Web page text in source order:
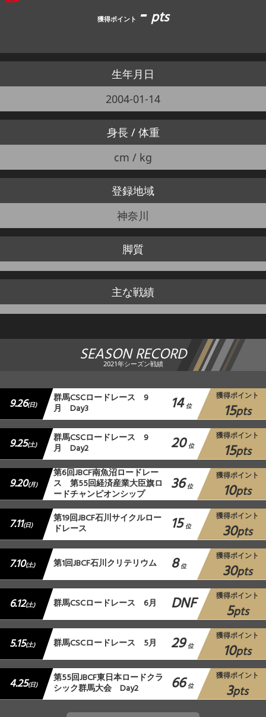
獲得ポイント -pts
生年月日
2004-01-14
身長 / 体重
cm / kg
登録地域
神奈川
脚質
主な戦績
SEASON RECORD
2021年シーズン戦績
9.26(日) 群⾺CSCロードレース 9
月 Day3 14 位
獲得ポイント
15pts
9.25(土) 群⾺CSCロードレース 9
月 Day2 20 位
獲得ポイント
15pts
9.20(月)
第6回JBCF南魚沼ロードレー
ス 第55回経済産業大臣旗ロ
ードチャンピオンシップ 36 位
獲得ポイント
10pts
7.11(日) 第19回JBCF石川サイクルロー
ドレース 15 位
獲得ポイント
30pts
7.10(土) 第1回JBCF石川クリテリウム 8 位
獲得ポイント
30pts
6.12(土) 群⾺CSCロードレース 6月 DNF 獲得ポイント
5pts
5.15(土) 群馬CSCロードレース 5月 29 位
獲得ポイント
10pts
4.25(日) 第55回JBCF東日本ロードクラ
シック群馬大会 Day2 66 位
獲得ポイント
3pts